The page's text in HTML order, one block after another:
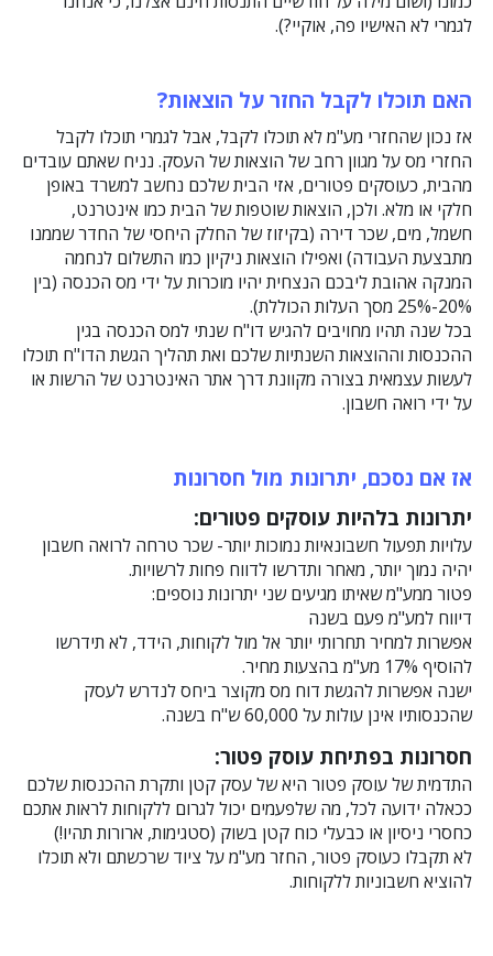
לגמרי לא האישיו פה, אוקיי?).
האם תוכלו לקבל החזר על הוצאות?
אז נכון שהחזרי מע"מ לא תוכלו לקבל, אבל לגמרי תוכלו לקבל
החזרי מס על מגוון רחב של הוצאות של העסק. נניח שאתם עובדים
מהבית, כעוסקים פטורים, אזי הבית שלכם נחשב למשרד באופן
חלקי או מלא. ולכן, הוצאות שוטפות של הבית כמו אינטרנט,
חשמל, מים, שכר דירה (בקיזוז של החלק היחסי של החדר שממנו
מתבצעת העבודה) ואפילו הוצאות ניקיון כמו התשלום לנחמה
המנקה אהובת ליבכם הנצחית יהיו מוכרות על ידי מס הכנסה (בין
20%-25% מסך העלות הכוללת).
בכל שנה תהיו מחויבים להגיש דו"ח שנתי למס הכנסה בגין
ההכנסות וההוצאות השנתיות שלכם ואת תהליך הגשת הדו"ח תוכלו
לעשות עצמאית בצורה מקוונת דרך אתר האינטרנט של הרשות או
על ידי רואה חשבון.
אז אם נסכם, יתרונות מול חסרונות
יתרונות בלהיות עוסקים פטורים:
עלויות תפעול חשבונאיות נמוכות יותר- שכר טרחה לרואה חשבון
יהיה נמוך יותר, מאחר ותדרשו לדווח פחות לרשויות.
פטור ממע"מ שאיתו מגיעים שני יתרונות נוספים:
דיווח למע"מ פעם בשנה
אפשרות למחיר תחרותי יותר אל מול לקוחות, הידד, לא תידרשו
להוסיף 17% מע"מ בהצעות מחיר.
ישנה אפשרות להגשת דוח מס מקוצר ביחס לנדרש לעסק
שהכנסותיו אינן עולות על 60,000 ש"ח בשנה.
חסרונות בפתיחת עוסק פטור:
התדמית של עוסק פטור היא של עסק קטן ותקרת ההכנסות שלכם
ככאלה ידועה לכל, מה שלפעמים יכול לגרום ללקוחות לראות אתכם
כחסרי ניסיון או כבעלי כוח קטן בשוק (סטגימות, ארורות תהיו!)
לא תקבלו כעוסק פטור, החזר מע"מ על ציוד שרכשתם ולא תוכלו
להוציא חשבוניות ללקוחות.